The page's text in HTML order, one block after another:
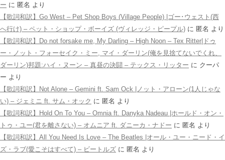
ー に 匿名 より
【歌詞和訳】Go West – Pet Shop Boys (Village People) |ゴー･ウェスト(西
へ行け) – ペット・ショップ・ボーイズ (ヴィレッジ・ピープル) に 匿名 より
【歌詞和訳】Do not forsake me, My Darling – High Noon – Tex Ritter|ドゥ
ー・ノット・フォーセイク・ミー, マイ・ダーリン(俺を見捨てないでくれ、
ダーリン)邦題:ハイ・ヌーン – 真昼の決闘 – テックス・リッター に クーパ
ー より
【歌詞和訳】Not Alone – Gemini ft. Sam Ock |ノット・アローン(1人じゃな
い) – ジェミニ ft. サム・オック に 匿名 より
【歌詞和訳】Hold On To You – Omnia ft. Danyka Nadeau |ホールド・オン・
トゥ・ユー(君を離さない) – オムニア ft. ダニーカ・ナドー に 匿名 より
【歌詞和訳】All You Need Is Love – The Beatles |オール・ユー・ニード・イ
ズ・ラブ(愛こそはすべて) – ビートルズ に 匿名 より